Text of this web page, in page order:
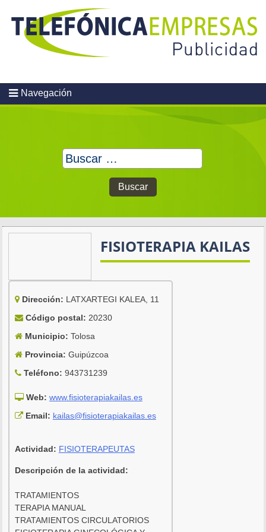
content
Navegación
Buscar:
FISIOTERAPIA KAILAS
Dirección: LATXARTEGI KALEA, 11
Código postal: 20230
Municipio: Tolosa
Provincia: Guipúzcoa
Teléfono: 943731239
Web: www.fisioterapiakailas.es
Email: kailas@fisioterapiakailas.es
Actividad: FISIOTERAPEUTAS
Descripción de la actividad:
TRATAMIENTOS
TERAPIA MANUAL
TRATAMIENTOS CIRCULATORIOS